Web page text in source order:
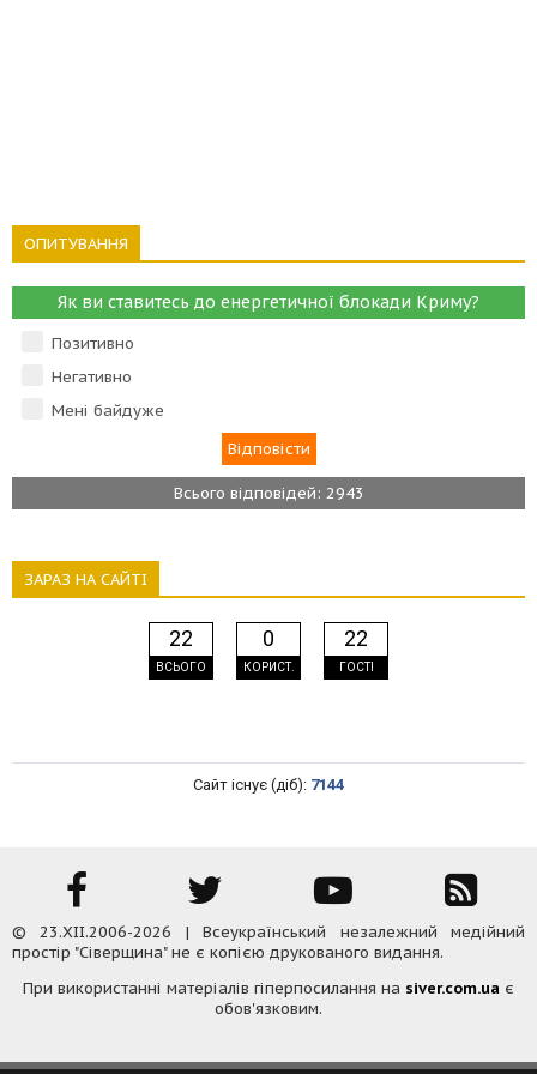
ОПИТУВАННЯ
Як ви ставитесь до енергетичної блокади Криму?
Позитивно
Негативно
Мені байдуже
Всього відповідей: 2943
ЗАРАЗ НА САЙТІ
22
ВСЬОГО
0
КОРИСТ.
22
ГОСТІ
Сайт існує (діб): 7144
© 23.XII.2006-2026 | Всеукраїнський незалежний медійний
простір "Сіверщина" не є копією друкованого видання.
При використанні матеріалів гіперпосилання на siver.com.ua є
обов'язковим.